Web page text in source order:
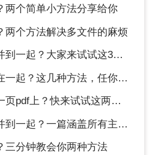
和偏好选择合适的方法。
文件的合并。
两个简单小方法分享给你
两个方法解决多文件的麻烦
？大家来试试这3种方法吧！
？这几种方法，任你选择！
上？快来试试这两种方法吧！
一篇涵盖所有主流方法的终极指南！
三分钟教会你两种方法